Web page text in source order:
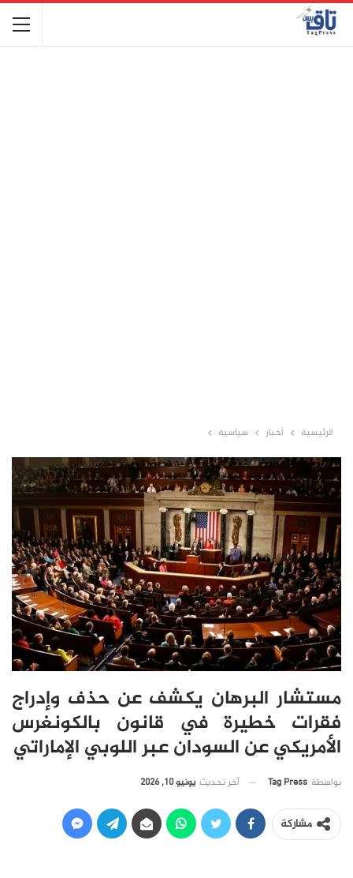
الرئيسية أخبار سياسية
مستشار البرهان يكشف عن حذف وإدراج
فقرات خطيرة في قانون بالكونغرس
الأمريكي عن السودان عبر اللوبي الإماراتي
بواسطة Tag Press آخر تحديث يونيو 10, 2026
مشاركة